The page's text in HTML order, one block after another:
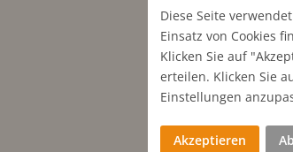
Diese Seite
Einsatz von Cookies
Klicken Sie auf
erteilen. Klicken Sie
Einstellungen
Akzeptieren